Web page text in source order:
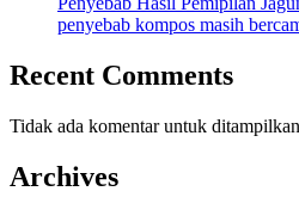
penyebab kompos masih
Recent Comments
Tidak ada komentar untuk
Archives